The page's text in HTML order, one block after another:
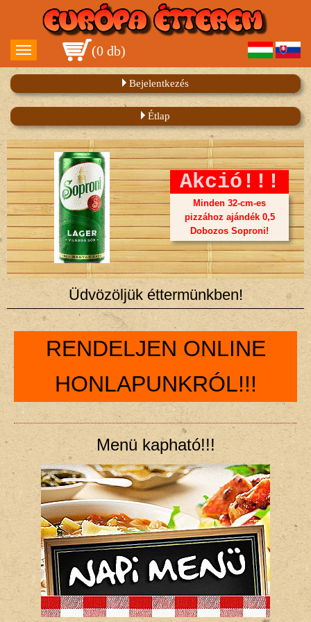
(0 db)
Bejelentkezés
Étlap
Akció!!!
Minden 32-cm-es
pizzához ajándék 0,5
Dobozos Soproni!
Üdvözöljük éttermünkben!
RENDELJEN ONLINE
HONLAPUNKRÓL!!!
Menü kapható!!!